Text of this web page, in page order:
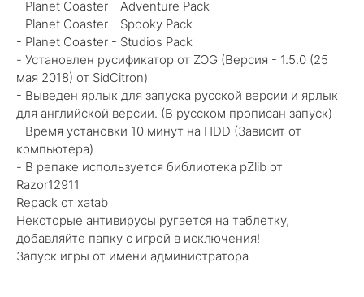
- Planet Coaster - Adventure Pack
- Planet Coaster - Spooky Pack
- Planet Coaster - Studios Pack
- Установлен русификатор от ZOG (Версия - 1.5.0 (25
мая 2018) от SidCitron)
- Выведен ярлык для запуска русской версии и ярлык
для английской версии. (В русском прописан запуск)
- Время установки 10 минут на HDD (Зависит от
компьютера)
- В репаке используется библиотека pZlib от
Razor12911
Repack от xatab
Некоторые антивирусы ругается на таблетку,
добавляйте папку с игрой в исключения!
Запуск игры от имени администратора